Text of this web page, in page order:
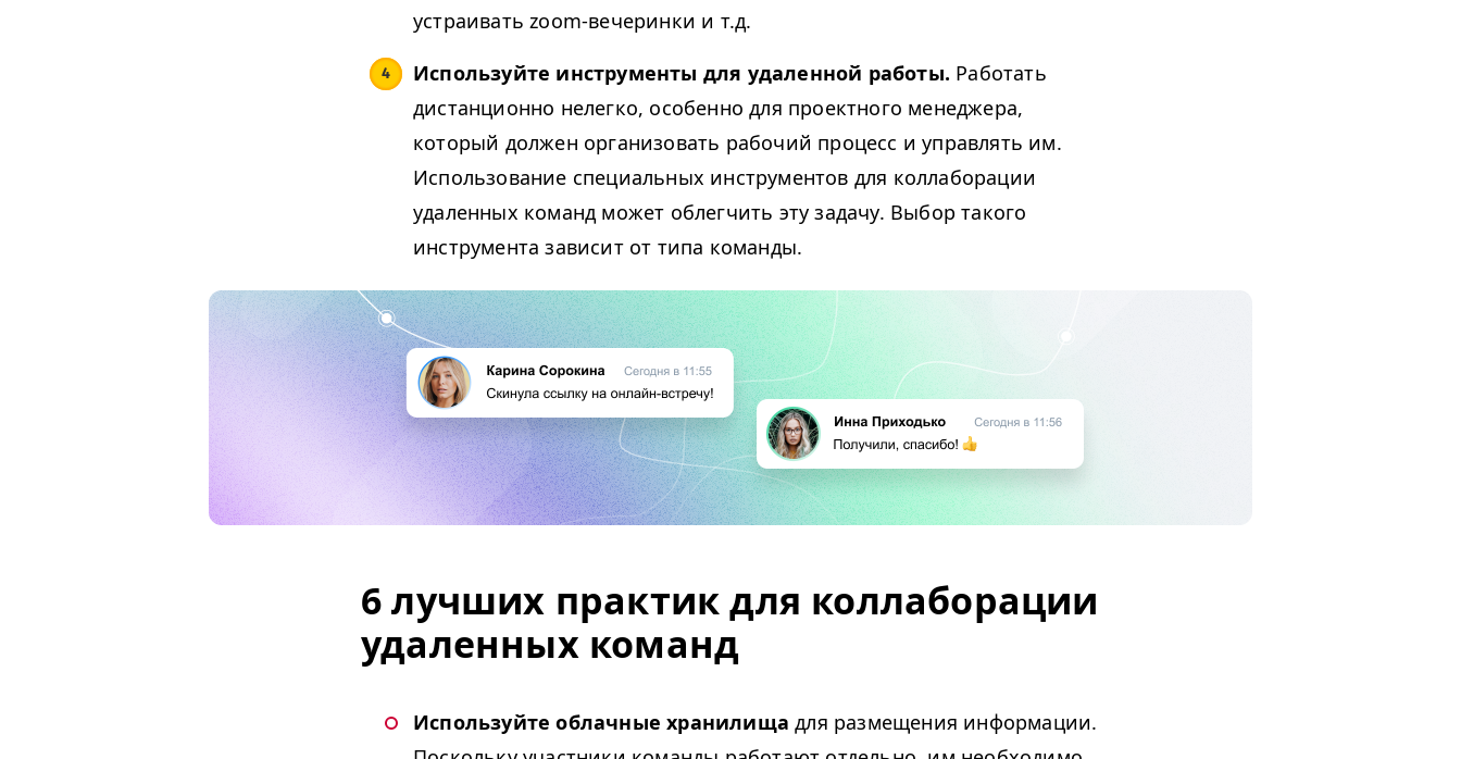
устраивать zoom-вечеринки и т.д.
Используйте инструменты для удаленной работы. Работать
дистанционно нелегко, особенно для проектного менеджера,
который должен организовать рабочий процесс и управлять им.
Использование специальных инструментов для коллаборации
удаленных команд может облегчить эту задачу. Выбор такого
инструмента зависит от типа команды.
6 лучших практик для коллаборации
удаленных команд
Используйте облачные хранилища для размещения информации.